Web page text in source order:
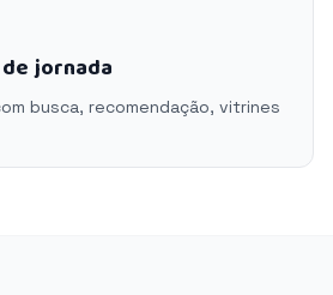
jornada
busca, recomendação, vitrines